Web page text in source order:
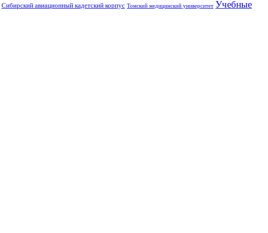
Сибирский авиационный кадетский корпус Томский медицинский университет Учебные